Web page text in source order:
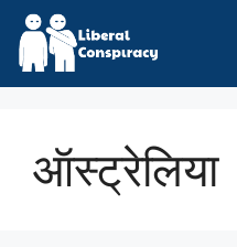
Skip
content
ऑस्ट्रेलिया